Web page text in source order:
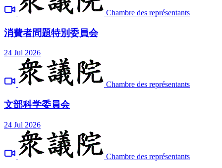
Chambre des représentants
消費者問題特別委員会
24 Jul 2026
Chambre des représentants
文部科学委員会
24 Jul 2026
Chambre des représentants